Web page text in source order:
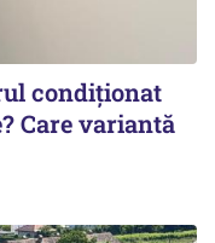
condiționat
Care variantă